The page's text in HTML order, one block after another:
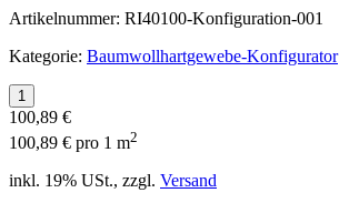
Artikelnummer: RI40100-Konfiguration-001
Kategorie: Baumwollhartgewebe-Konfigurator
100,89 €
100,89 € pro 1 m2
inkl. 19% USt., zzgl. Versand